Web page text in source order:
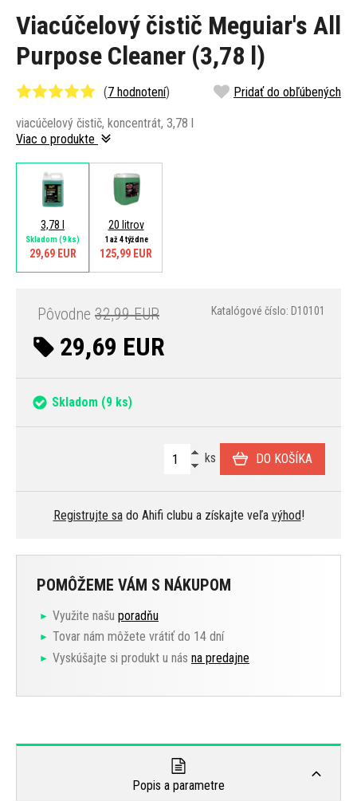
Viacúčelový čistič Meguiar's All
Purpose Cleaner (3,78 l)
(7 hodnotení) Pridať do obľúbených
viacúčelový čistič, koncentrát, 3,78 l
Viac o produkte
3,78 l
Skladom(9 ks)
29,69 EUR
20 litrov
1 až 4 týždne
125,99 EUR
Pôvodne 32,99 EUR
29,69 EUR
Katalógové číslo: D10101
Skladom (9 ks)
ks DO KOŠÍKA
Registrujte sado Ahifi clubu a získajte veľa výhod!
POMÔŽEME VÁM S NÁKUPOM
Využite našu poradňu
Tovar nám môžete vrátiť do 14 dní
Vyskúšajte si produkt u nás na predajne
Popis a parametre